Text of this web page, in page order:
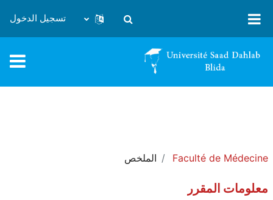
تبديل إدخال البحث
تسجيل الدخول
Faculté de Médecine الملخص
معلومات المقرر